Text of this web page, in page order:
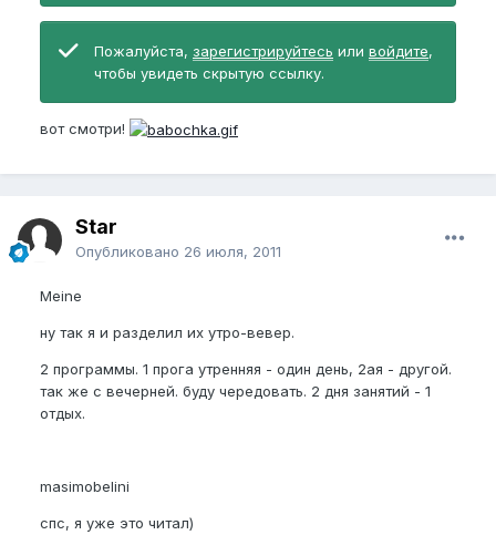
Пожалуйста, зарегистрируйтесь или войдите,
чтобы увидеть скрытую ссылку.
вот смотри!
Star
Опубликовано 26 июля, 2011
Meine
ну так я и разделил их утро-вевер.
2 программы. 1 прога утренняя - один день, 2ая - другой.
так же с вечерней. буду чередовать. 2 дня занятий - 1
отдых.
masimobelini
спс, я уже это читал)